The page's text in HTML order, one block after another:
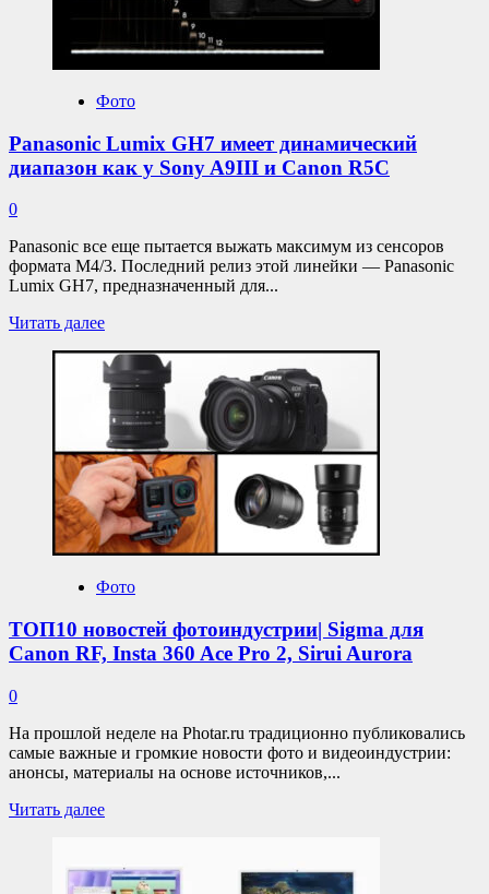
среди
компактных
Фото
Panasonic Lumix GH7 имеет динамический
диапазон как у Sony A9III и Canon R5C
0
Panasonic все еще пытается выжать максимум из сенсоров
формата M4/3. Последний релиз этой линейки — Panasonic
Lumix GH7, предназначенный для...
Читать далееПрочитать
о
Panasonic
GH7 имеет
динамический
диапазон
как
у
Sony
A9III
и
Canon
R5C
Фото
ТОП10 новостей фотоиндустрии| Sigma для
Canon RF, Insta 360 Ace Pro 2, Sirui Aurora
0
На прошлой неделе на Photar.ru традиционно публиковались
самые важные и громкие новости фото и видеоиндустрии:
анонсы, материалы на основе источников,...
Читать далееПрочитать
ТОП10
новостей